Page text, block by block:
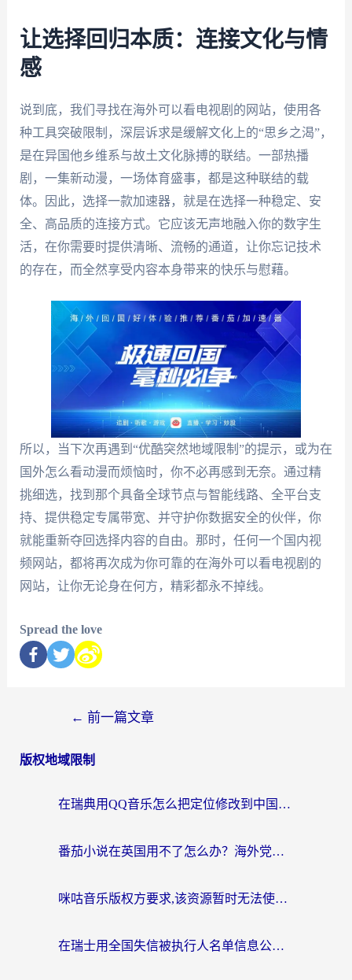
让选择回归本质：连接文化与情
感
说到底，我们寻找在海外可以看电视剧的网站，使用各
种工具突破限制，深层诉求是缓解文化上的“思乡之渴”，
是在异国他乡维系与故土文化脉搏的联结。一部热播
剧，一集新动漫，一场体育盛事，都是这种联结的载
体。因此，选择一款加速器，就是在选择一种稳定、安
全、高品质的连接方式。它应该无声地融入你的数字生
活，在你需要时提供清晰、流畅的通道，让你忘记技术
的存在，而全然享受内容本身带来的快乐与慰藉。
所以，当下次再遇到“优酷突然地域限制”的提示，或为在
国外怎么看动漫而烦恼时，你不必再感到无奈。通过精
挑细选，找到那个具备全球节点与智能线路、全平台支
持、提供稳定专属带宽、并守护你数据安全的伙伴，你
就能重新夺回选择内容的自由。那时，任何一个国内视
频网站，都将再次成为你可靠的在海外可以看电视剧的
网站，让你无论身在何方，精彩都永不掉线。
Spread the love
← 前一篇文章
版权地域限制
在瑞典用QQ音乐怎么把定位修改到中国国内？留学生亲测有效的回国加速方案
番茄小说在英国用不了怎么办？海外党亲测有效的回国加速解决方案
咪咕音乐版权方要求,该资源暂时无法使用？海外党这样解决听歌听书+看剧炒股难题
在瑞士用全国失信被执行人名单信息公布与查询地区限制怎么办？还能看欧洲杯直播和咪咕视频吗？